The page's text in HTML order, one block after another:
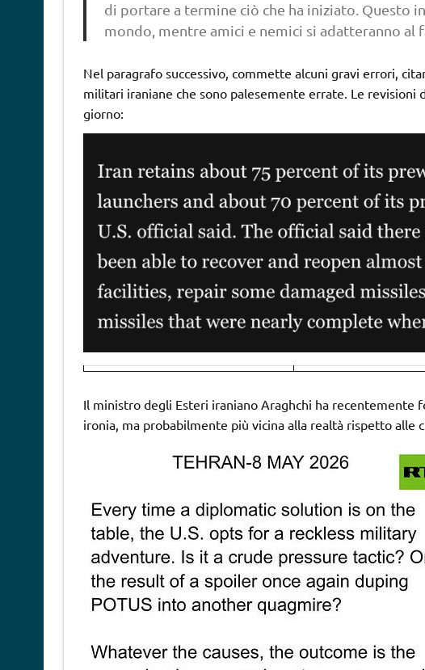
di portare a termine ciò che ha iniziato. Questo
mondo, mentre amici e nemici si adatteranno al
Nel paragrafo successivo, commette alcuni gravi errori,
militari iraniane che sono palesemente errate. Le
giorno:
Il ministro degli Esteri iraniano Araghchi ha recentemente
ironia, ma probabilmente più vicina alla realtà rispetto